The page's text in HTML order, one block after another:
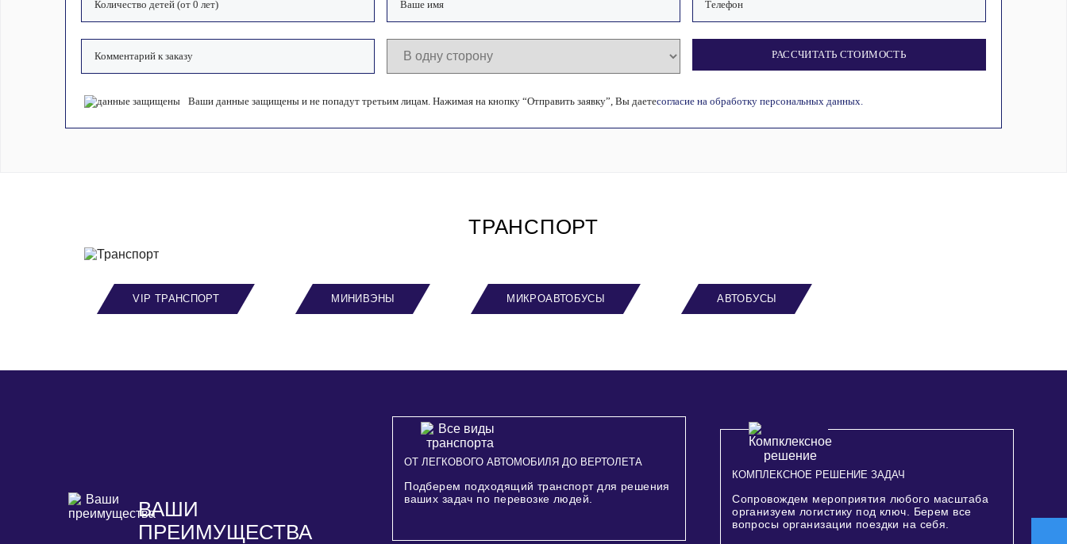
РАССЧИТАТЬ СТОИМОСТЬ
Ваши данные защищены и не попадут третьим лицам. Нажимая на кнопку “Отправить заявку”, Вы даетесогласие на обработку персональных данных.
ТРАНСПОРТ
VIP ТРАНСПОРТ МИНИВЭНЫ МИКРОАВТОБУСЫ АВТОБУСЫ
ВАШИ
ПРЕИМУЩЕСТВА
ОТ ЛЕГКОВОГО АВТОМОБИЛЯ ДО ВЕРТОЛЕТА
Подберем подходящий транспорт для решения
ваших задач по перевозке людей.
КОМПЛЕКСНОЕ РЕШЕНИЕ ЗАДАЧ
Сопровождем мероприятия любого масштаба
организуем логистику под ключ. Берем все
вопросы организации поездки на себя.